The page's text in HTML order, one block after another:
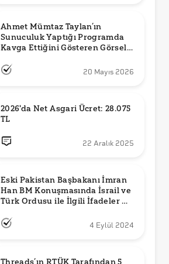
Ahmet Mümtaz Taylan’ın
Sunuculuk Yaptığı Programda
Kavga Ettiğini Gösteren Görsel
20 Mayıs 2026
2026'da Net Asgari Ücret: 28.075
TL
22 Aralık 2025
Eski Pakistan Başbakanı İmran
Han BM Konuşmasında İsrail ve
Türk Ordusu ile İlgili İfadeler mi
4 Eylül 2024
Threads’ın RTÜK Tarafından 5